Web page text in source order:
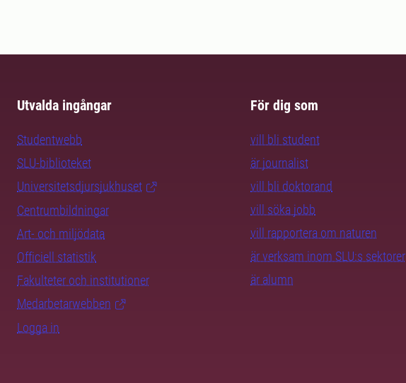
Utvalda ingångar
Studentwebb
SLU-biblioteket
Universitetsdjursjukhuset
Centrumbildningar
Art- och miljödata
Officiell statistik
Fakulteter och institutioner
Medarbetarwebben
Logga in
För dig som
vill bli student
är journalist
vill bli doktorand
vill söka jobb
vill rapportera om naturen
är verksam inom SLU:s sektorer
är alumn